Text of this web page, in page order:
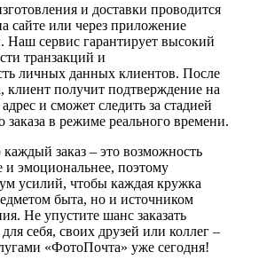
и доставки проводится
сайте или через приложение
Наш сервис гарантирует высокий
транзакций и
личных данных клиентов. После
клиент получит подтверждение на
и сможет следить за стадией
заказа в режиме реального времени.
заказ – это возможность
и эмоциональнее, поэтому
усилий, чтобы каждая кружка
быта, но и источником
Не упустите шанс заказать
себя, своих друзей или коллег –
«ФотоПочта» уже сегодня!